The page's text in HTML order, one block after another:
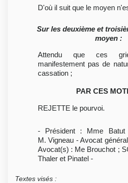
D'où il suit que le moyen
Sur les deuxième et
moyen :
Attendu que ces
manifestement pas de
cassation ;
PAR CES
REJETTE le pourvoi.
- Président : Mme
M. Vigneau - Avocat
Avocat(s) : Me Brouchot ;
Thaler et Pinatel -
Textes visés :